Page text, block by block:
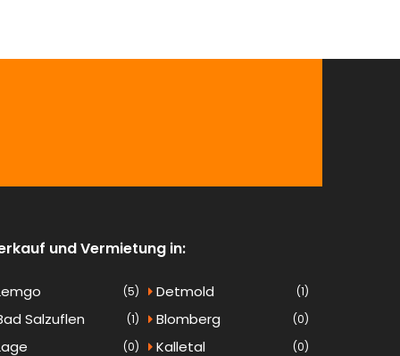
und Vermietung in:
(5) Detmold (1)
Salzuflen (1) Blomberg (0)
(0) Kalletal (0)